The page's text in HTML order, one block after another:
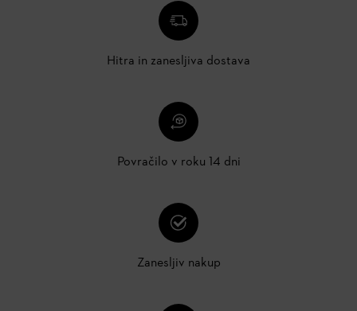
Hitra in zanesljiva dostava
Povračilo v roku 14 dni
Zanesljiv nakup